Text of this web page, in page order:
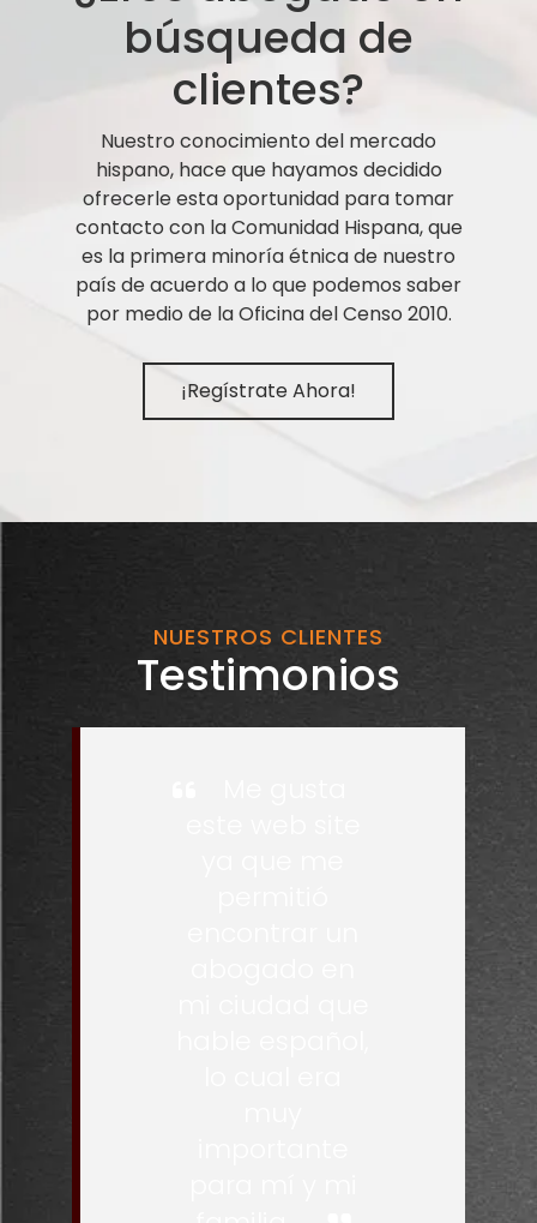
búsqueda de
clientes?
Nuestro conocimiento del mercado
hispano, hace que hayamos decidido
ofrecerle esta oportunidad para tomar
contacto con la Comunidad Hispana, que
es la primera minoría étnica de nuestro
país de acuerdo a lo que podemos saber
por medio de la Oficina del Censo 2010.
¡Regístrate Ahora!
NUESTROS CLIENTES
Testimonios